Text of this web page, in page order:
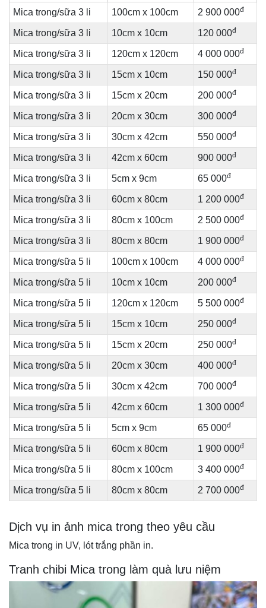
Mica trong/sữa 3 li 100cm x 100cm 2 900 000đ
Mica trong/sữa 3 li 10cm x 10cm 120 000đ
Mica trong/sữa 3 li 120cm x 120cm 4 000 000đ
Mica trong/sữa 3 li 15cm x 10cm 150 000đ
Mica trong/sữa 3 li 15cm x 20cm 200 000đ
Mica trong/sữa 3 li 20cm x 30cm 300 000đ
Mica trong/sữa 3 li 30cm x 42cm 550 000đ
Mica trong/sữa 3 li 42cm x 60cm 900 000đ
Mica trong/sữa 3 li 5cm x 9cm 65 000đ
Mica trong/sữa 3 li 60cm x 80cm 1 200 000đ
Mica trong/sữa 3 li 80cm x 100cm 2 500 000đ
Mica trong/sữa 3 li 80cm x 80cm 1 900 000đ
Mica trong/sữa 5 li 100cm x 100cm 4 000 000đ
Mica trong/sữa 5 li 10cm x 10cm 200 000đ
Mica trong/sữa 5 li 120cm x 120cm 5 500 000đ
Mica trong/sữa 5 li 15cm x 10cm 250 000đ
Mica trong/sữa 5 li 15cm x 20cm 250 000đ
Mica trong/sữa 5 li 20cm x 30cm 400 000đ
Mica trong/sữa 5 li 30cm x 42cm 700 000đ
Mica trong/sữa 5 li 42cm x 60cm 1 300 000đ
Mica trong/sữa 5 li 5cm x 9cm 65 000đ
Mica trong/sữa 5 li 60cm x 80cm 1 900 000đ
Mica trong/sữa 5 li 80cm x 100cm 3 400 000đ
Mica trong/sữa 5 li 80cm x 80cm 2 700 000đ
Dịch vụ in ảnh mica trong theo yêu cầu
Mica trong in UV, lót trắng phần in.
Tranh chibi Mica trong làm quà lưu niệm